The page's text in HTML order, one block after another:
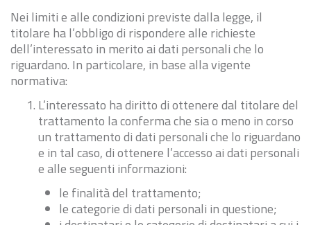
Nei limiti e alle condizioni previste dalla legge, il
titolare ha l’obbligo di rispondere alle richieste
dell’interessato in merito ai dati personali che lo
riguardano. In particolare, in base alla vigente
normativa:
L’interessato ha diritto di ottenere dal titolare del
trattamento la conferma che sia o meno in corso
un trattamento di dati personali che lo riguardano
e in tal caso, di ottenere l’accesso ai dati personali
e alle seguenti informazioni:
le finalità del trattamento;
le categorie di dati personali in questione;